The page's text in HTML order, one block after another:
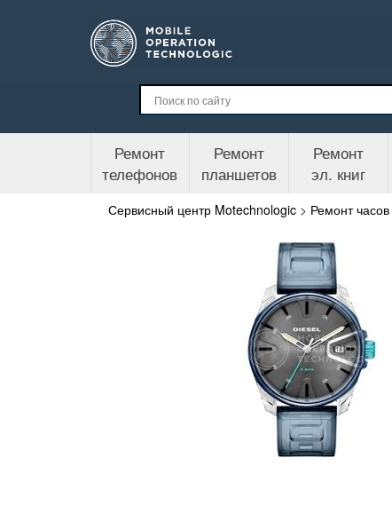
Ремонт
телефонов
Ремонт
планшетов
Ремонт
эл. книг
Сервисный центр Motechnologic > Ремонт часов